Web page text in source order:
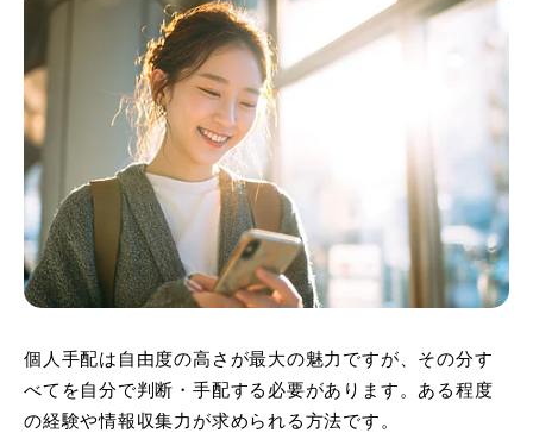
個人手配は自由度の高さが最大の魅力ですが、その分す
べてを自分で判断・手配する必要があります。ある程度
の経験や情報収集力が求められる方法です。